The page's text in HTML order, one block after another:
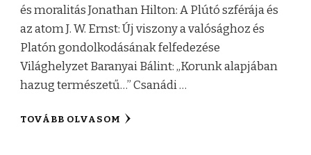
és moralitás Jonathan Hilton: A Plútó szférája és
az atom J. W. Ernst: Új viszony a valósághoz és
Platón gondolkodásának felfedezése
Világhelyzet Baranyai Bálint: „Korunk alapjában
hazug természetű…” Csanádi …
TOVÁBB OLVASOM